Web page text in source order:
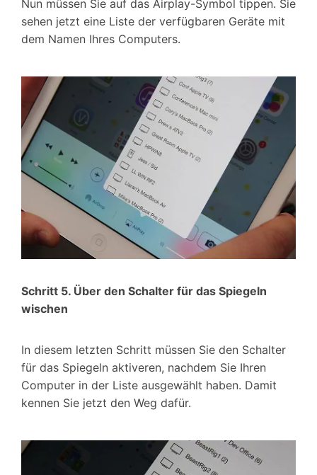
Nun müssen Sie auf das Airplay-Symbol tippen. Sie
sehen jetzt eine Liste der verfügbaren Geräte mit
dem Namen Ihres Computers.
Schritt 5. Über den Schalter für das Spiegeln
wischen
In diesem letzten Schritt müssen Sie den Schalter
für das Spiegeln aktiveren, nachdem Sie Ihren
Computer in der Liste ausgewählt haben. Damit
kennen Sie jetzt den Weg dafür.